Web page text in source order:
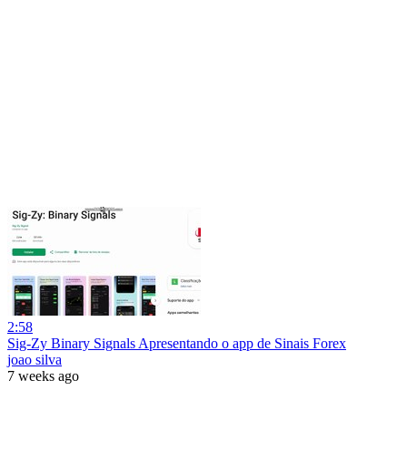
2:58
Sig-Zy Binary Signals Apresentando o app de Sinais Forex
joao silva
7 weeks ago